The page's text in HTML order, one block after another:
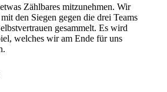
Zählbares mitzunehmen. Wir
den Siegen gegen die drei Teams
gesammelt. Es wird
welches wir am Ende für uns